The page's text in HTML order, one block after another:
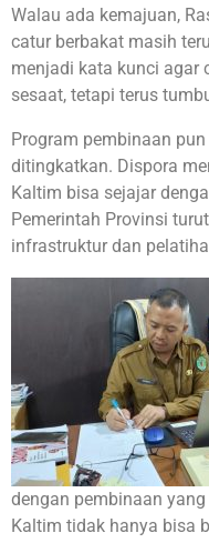
Walau ada kemajuan,
catur berbakat masih
menjadi kata kunci agar
sesaat, tetapi terus
Program pembinaan
ditingkatkan. Dispora
Kaltim bisa sejajar
Pemerintah Provinsi
infrastruktur dan
dengan pembinaan
Kaltim tidak hanya bisa